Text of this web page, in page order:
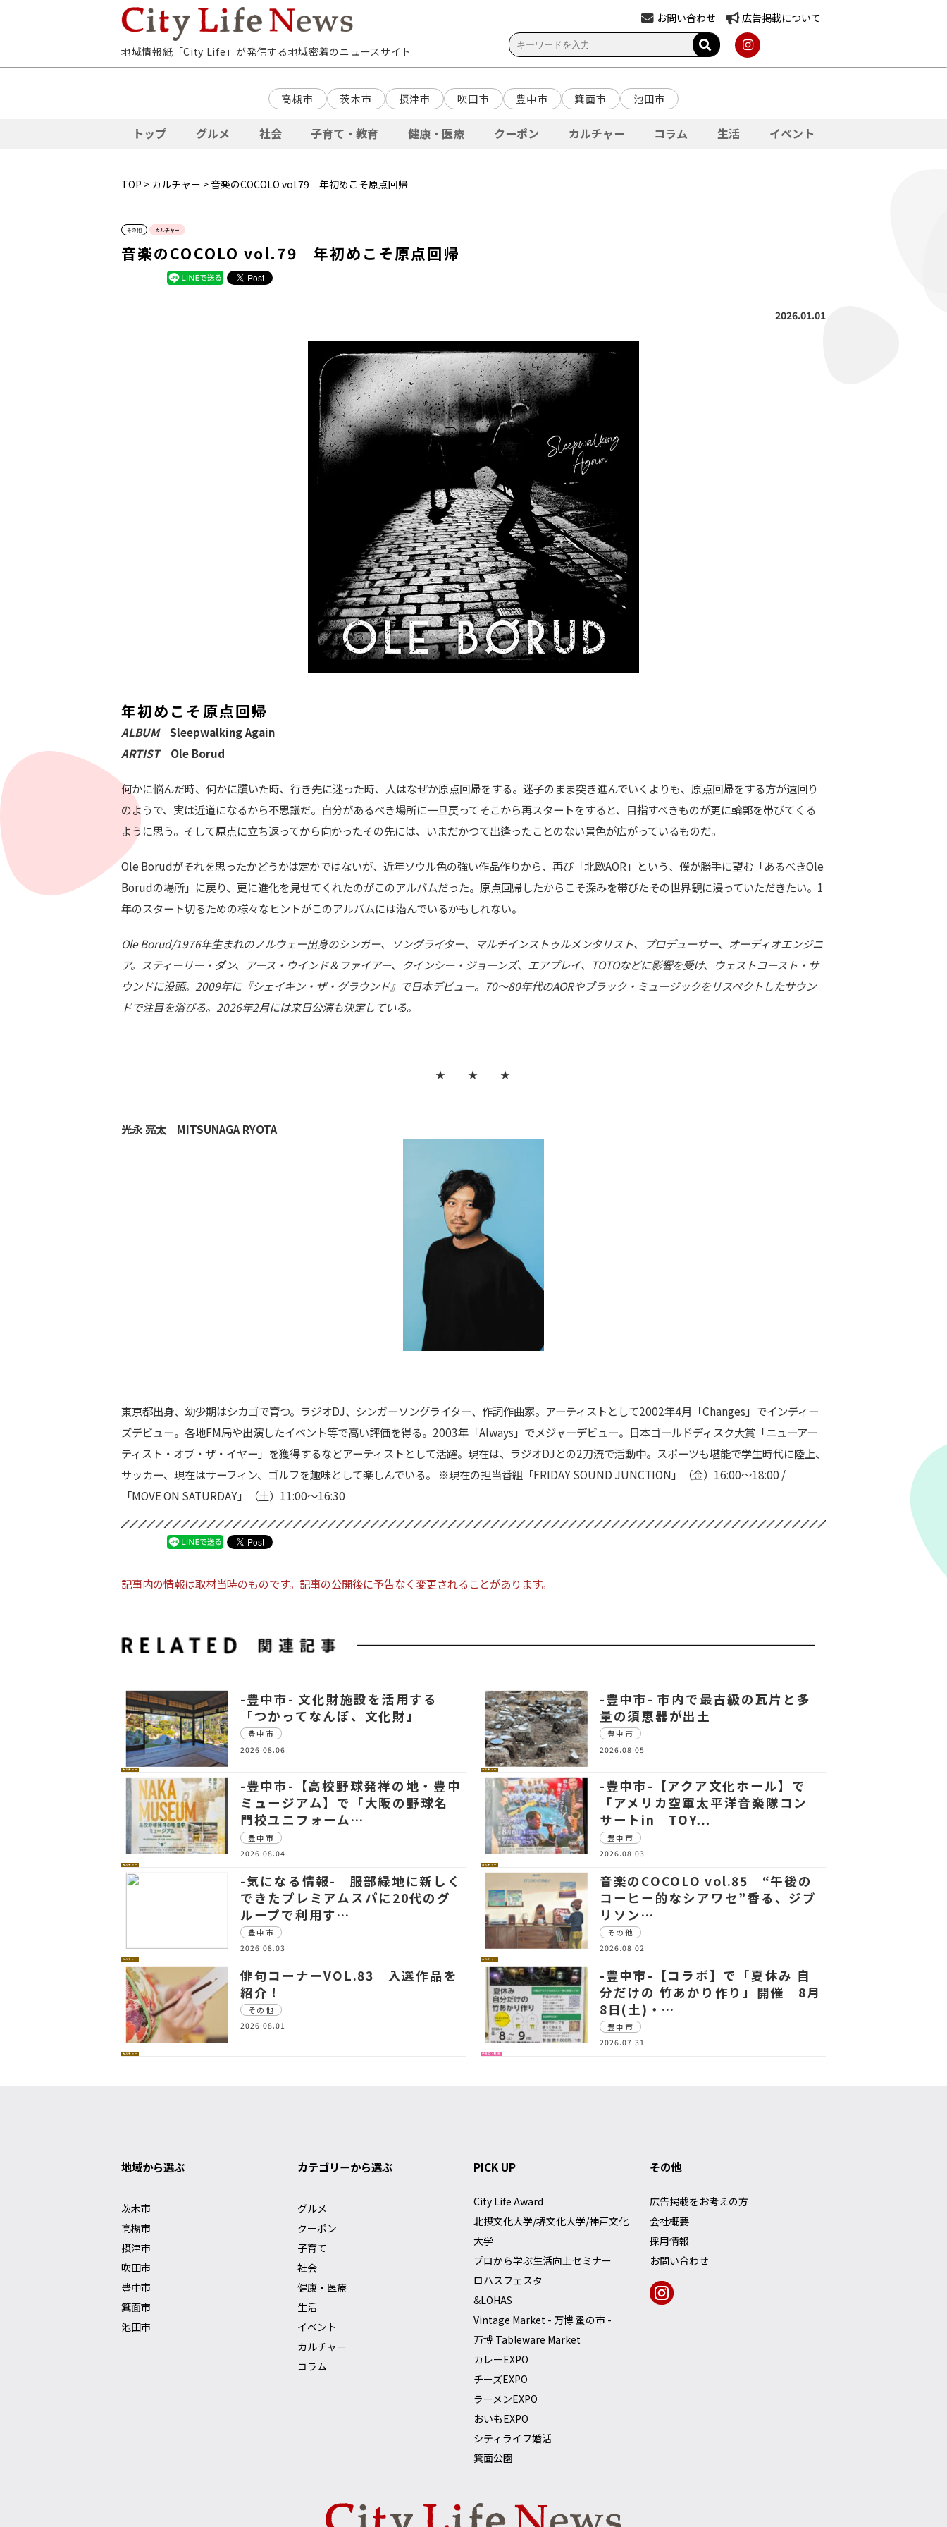
地域情報紙「City Life」が発信する地域密着のニュースサイト
お問い合わせ 広告掲載について
高槻市 茨木市 摂津市 吹田市 豊中市 箕面市 池田市
トップ グルメ 社会 子育て・教育 健康・医療 クーポン カルチャー コラム 生活 イベント
TOP > カルチャー > 音楽のCOCOLO vol.79 年初めこそ原点回帰
その他 カルチャー
音楽のCOCOLO vol.79 年初めこそ原点回帰
2026.01.01
年初めこそ原点回帰
ALBUMSleepwalking Again
ARTISTOle Borud
何かに悩んだ時、何かに躓いた時、行き先に迷った時、人はなぜか原点回帰をする。迷子のまま突き進んでいくよりも、原点回帰をする方が遠回り
のようで、実は近道になるから不思議だ。自分があるべき場所に一旦戻ってそこから再スタートをすると、目指すべきものが更に輪郭を帯びてくる
ように思う。そして原点に立ち返ってから向かったその先には、いまだかつて出逢ったことのない景色が広がっているものだ。
Ole Borudがそれを思ったかどうかは定かではないが、近年ソウル色の強い作品作りから、再び「北欧AOR」という、僕が勝手に望む「あるべきOle
Borudの場所」に戻り、更に進化を見せてくれたのがこのアルバムだった。原点回帰したからこそ深みを帯びたその世界観に浸っていただきたい。1
年のスタート切るための様々なヒントがこのアルバムには潜んでいるかもしれない。
Ole Borud/1976年生まれのノルウェー出身のシンガー、ソングライター、マルチインストゥルメンタリスト、プロデューサー、オーディオエンジニ
ア。スティーリー・ダン、アース・ウインド＆ファイアー、クインシー・ジョーンズ、エアプレイ、TOTOなどに影響を受け、ウェストコースト・サ
ウンドに没頭。2009年に『シェイキン・ザ・グラウンド』で日本デビュー。70～80年代のAORやブラック・ミュージックをリスペクトしたサウン
ドで注目を浴びる。2026年2月には来日公演も決定している。
★ ★ ★
光永 亮太 MITSUNAGA RYOTA
東京都出身、幼少期はシカゴで育つ。ラジオDJ、シンガーソングライター、作詞作曲家。アーティストとして2002年4月「Changes」でインディー
ズデビュー。各地FM局や出演したイベント等で高い評価を得る。2003年「Always」でメジャーデビュー。日本ゴールドディスク大賞「ニューアー
ティスト・オブ・ザ・イヤー」を獲得するなどアーティストとして活躍。現在は、ラジオDJとの2刀流で活動中。スポーツも堪能で学生時代に陸上、
サッカー、現在はサーフィン、ゴルフを趣味として楽しんでいる。 ※現在の担当番組「FRIDAY SOUND JUNCTION」（金）16:00～18:00 /
「MOVE ON SATURDAY」（土）11:00～16:30
記事内の情報は取材当時のものです。記事の公開後に予告なく変更されることがあります。
カルチャー
-豊中市- 文化財施設を活用する
「つかってなんぼ、文化財」
豊中市
2026.08.06
カルチャー
-豊中市- 市内で最古級の瓦片と多
量の須恵器が出土
豊中市
2026.08.05
カルチャー
-豊中市-【高校野球発祥の地・豊中
ミュージアム】で「大阪の野球名
門校ユニフォーム…
豊中市
2026.08.04
カルチャー
-豊中市-【アクア文化ホール】で
「アメリカ空軍太平洋音楽隊コン
サートin TOY…
豊中市
2026.08.03
カルチャー
-気になる情報- 服部緑地に新しく
できたプレミアムスパに20代のグ
ループで利用す…
豊中市
2026.08.03
カルチャー
音楽のCOCOLO vol.85 “午後の
コーヒー的なシアワセ”香る、ジブ
リソン…
その他
2026.08.02
カルチャー
俳句コーナーVOL.83 入選作品を
紹介！
その他
2026.08.01
子育て・教育
-豊中市-【コラボ】で「夏休み 自
分だけの 竹あかり作り」開催 8月
8日(土)・…
豊中市
2026.07.31
地域から選ぶ
茨木市
高槻市
摂津市
吹田市
豊中市
箕面市
池田市
カテゴリーから選ぶ
グルメ
クーポン
子育て
社会
健康・医療
生活
イベント
カルチャー
コラム
PICK UP
City Life Award
北摂文化大学/堺文化大学/神戸文化
大学
プロから学ぶ生活向上セミナー
ロハスフェスタ
&LOHAS
Vintage Market - 万博 蚤の市 -
万博 Tableware Market
カレーEXPO
チーズEXPO
ラーメンEXPO
おいもEXPO
シティライフ婚活
箕面公園
その他
広告掲載をお考えの方
会社概要
採用情報
お問い合わせ